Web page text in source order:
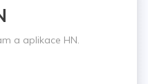
a aplikace HN.